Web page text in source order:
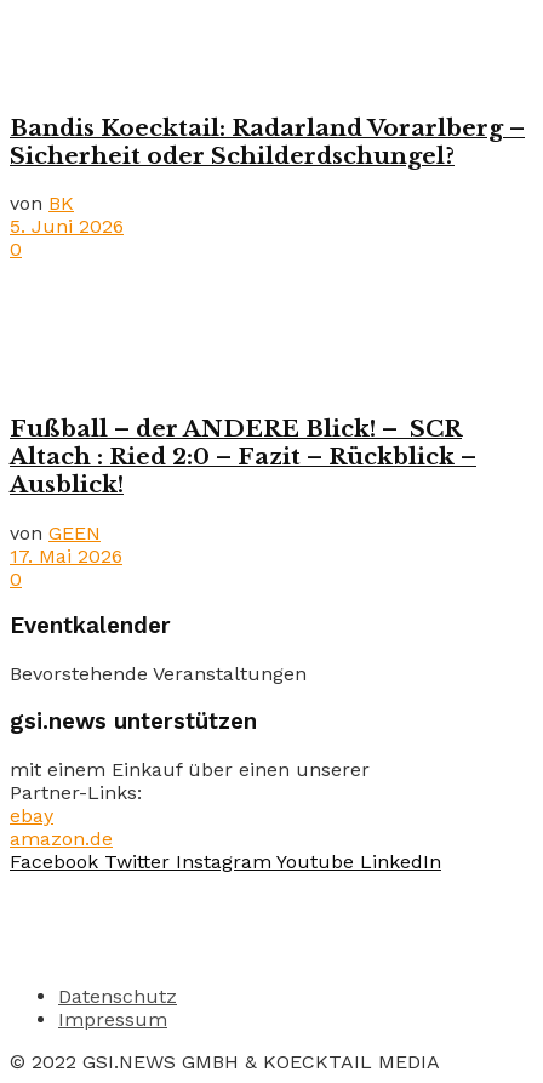
Bandis Koecktail: Radarland Vorarlberg –
Sicherheit oder Schilderdschungel?
von BK
5. Juni 2026
0
Fußball – der ANDERE Blick! – SCR
Altach : Ried 2:0 – Fazit – Rückblick –
Ausblick!
von GEEN
17. Mai 2026
0
Eventkalender
Bevorstehende Veranstaltungen
gsi.news unterstützen
mit einem Einkauf über einen unserer
Partner-Links:
ebay
amazon.de
Facebook Twitter Instagram Youtube LinkedIn
Datenschutz
Impressum
© 2022 GSI.NEWS GMBH & KOECKTAIL MEDIA